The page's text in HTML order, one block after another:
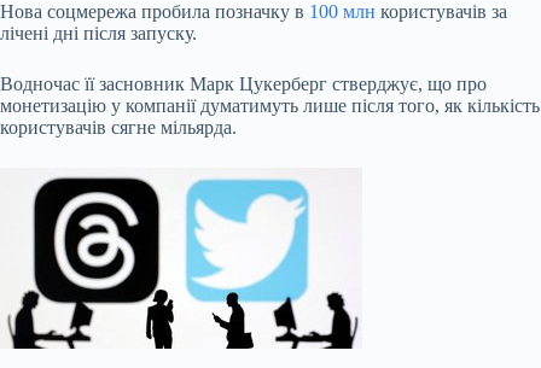
Нова соцмережа пробила позначку в 100 млн користувачів за
лічені дні після запуску.
Водночас її засновник Марк Цукерберг стверджує, що про
монетизацію у компанії думатимуть лише після того, як кількість
користувачів сягне мільярда.